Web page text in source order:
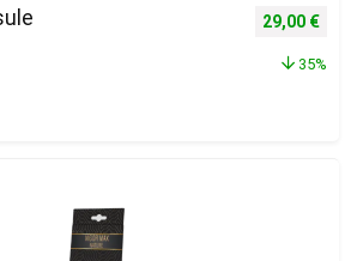
Izvorna
29,00 €
35%